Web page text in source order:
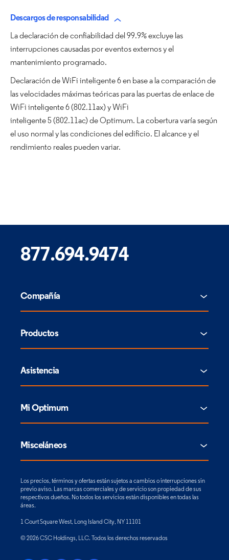
Descargos de responsabilidad
La declaración de confiabilidad del 99.9% excluye las
interrupciones causadas por eventos externos y el
mantenimiento programado.
Declaración de WiFi inteligente 6 en base a la comparación de
las velocidades máximas teóricas para las puertas de enlace de
WiFi inteligente 6 (802.11ax) y WiFi
inteligente 5 (802.11ac) de Optimum. La cobertura varía según
el uso normal y las condiciones del edificio. El alcance y el
rendimiento reales pueden variar.
877.694.9474
Compañía
Productos
Asistencia
Mi Optimum
Misceláneos
Los precios, términos y ofertas están sujetos a cambios o interrupciones sin
previo aviso. Las marcas comerciales y de servicio son propiedad de sus
respectivos dueños. No todos los servicios están disponibles en todas las
áreas.
1 Court Square West, Long Island City, NY 11101
© 2026 CSC Holdings, LLC. Todos los derechos reservados